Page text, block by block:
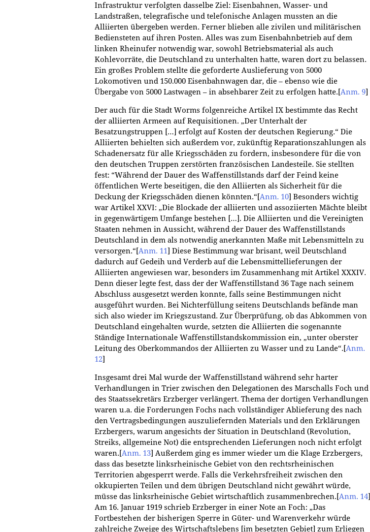
Infrastruktur verfolgten dasselbe Ziel: Eisenbahnen, Wasser- und
Landstraßen, telegrafische und telefonische Anlagen mussten an die
Alliierten übergeben werden. Ferner blieben alle zivilen und militärischen
Bediensteten auf ihren Posten. Alles was zum Eisenbahnbetrieb auf dem
linken Rheinufer notwendig war, sowohl Betriebsmaterial als auch
Kohlevorräte, die Deutschland zu unterhalten hatte, waren dort zu belassen.
Ein großes Problem stellte die geforderte Auslieferung von 5000
Lokomotiven und 150.000 Eisenbahnwagen dar, die – ebenso wie die
Übergabe von 5000 Lastwagen – in absehbarer Zeit zu erfolgen hatte. [Anm. 9]
Der auch für die Stadt Worms folgenreiche Artikel IX bestimmte das Recht
der alliierten Armeen auf Requisitionen. „Der Unterhalt der
Besatzungstruppen […] erfolgt auf Kosten der deutschen Regierung.“ Die
Alliierten behielten sich außerdem vor, zukünftig Reparationszahlungen als
Schadenersatz für alle Kriegsschäden zu fordern, insbesondere für die von
den deutschen Truppen zerstörten französischen Landesteile. Sie stellten
fest: “Während der Dauer des Waffenstillstands darf der Feind keine
öffentlichen Werte beseitigen, die den Alliierten als Sicherheit für die
Deckung der Kriegsschäden dienen könnten.“[Anm. 10] Besonders wichtig
war Artikel XXVI: „Die Blockade der alliierten und assoziierten Mächte bleibt
in gegenwärtigem Umfange bestehen […]. Die Alliierten und die Vereinigten
Staaten nehmen in Aussicht, während der Dauer des Waffenstillstands
Deutschland in dem als notwendig anerkannten Maße mit Lebensmitteln zu
versorgen.“[Anm. 11] Diese Bestimmung war brisant, weil Deutschland
dadurch auf Gedeih und Verderb auf die Lebensmittellieferungen der
Alliierten angewiesen war, besonders im Zusammenhang mit Artikel XXXIV.
Denn dieser legte fest, dass der der Waffenstillstand 36 Tage nach seinem
Abschluss ausgesetzt werden konnte, falls seine Bestimmungen nicht
ausgeführt wurden. Bei Nichterfüllung seitens Deutschlands befände man
sich also wieder im Kriegszustand. Zur Überprüfung, ob das Abkommen von
Deutschland eingehalten wurde, setzten die Alliierten die sogenannte
Ständige Internationale Waffenstillstandskommission ein, „unter oberster
Leitung des Oberkommandos der Alliierten zu Wasser und zu Lande“. [Anm.
12]
Insgesamt drei Mal wurde der Waffenstillstand während sehr harter
Verhandlungen in Trier zwischen den Delegationen des Marschalls Foch und
des Staatssekretärs Erzberger verlängert. Thema der dortigen Verhandlungen
waren u.a. die Forderungen Fochs nach vollständiger Ablieferung des nach
den Vertragsbedingungen auszuliefernden Materials und den Erklärungen
Erzbergers, warum angesichts der Situation in Deutschland (Revolution,
Streiks, allgemeine Not) die entsprechenden Lieferungen noch nicht erfolgt
waren. [Anm. 13] Außerdem ging es immer wieder um die Klage Erzbergers,
dass das besetzte linksrheinische Gebiet von den rechtsrheinischen
Territorien abgesperrt werde. Falls die Verkehrsfreiheit zwischen den
okkupierten Teilen und dem übrigen Deutschland nicht gewährt würde,
müsse das linksrheinische Gebiet wirtschaftlich zusammenbrechen. [Anm. 14]
Am 16. Januar 1919 schrieb Erzberger in einer Note an Foch: „Das
Fortbestehen der bisherigen Sperre in Güter- und Warenverkehr würde
zahlreiche Zweige des Wirtschaftslebens [im besetzten Gebiet] zum Erliegen